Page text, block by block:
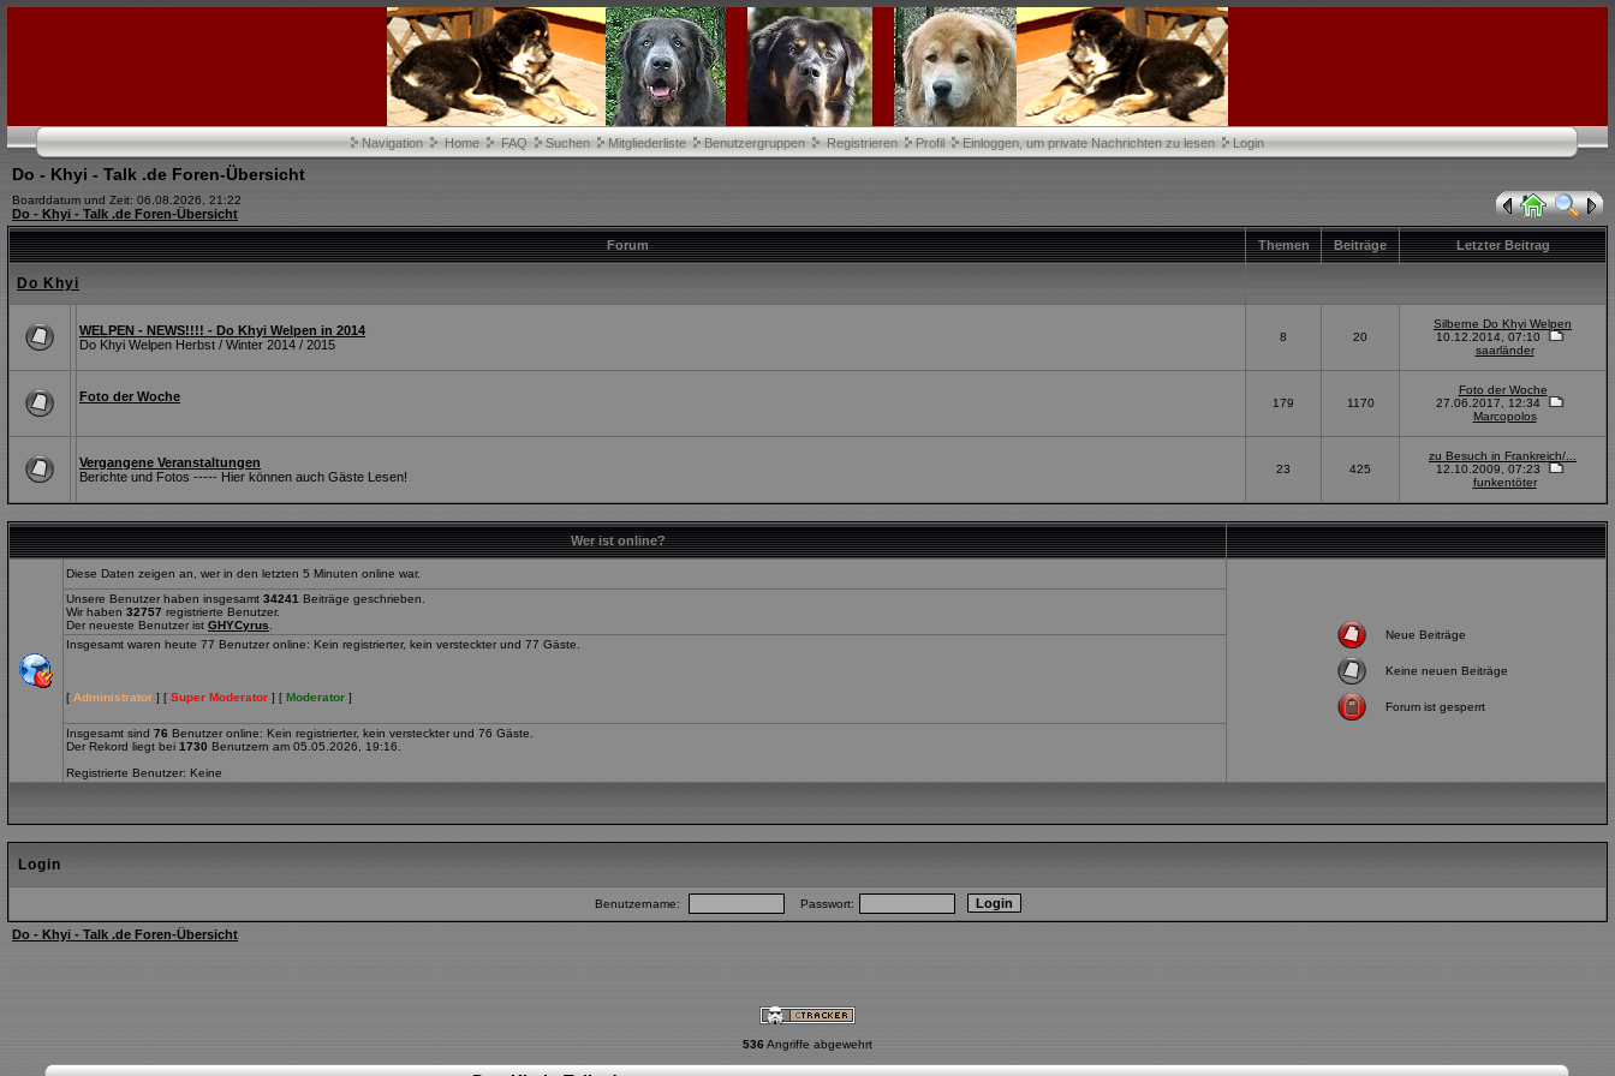
Navigation Home FAQ Suchen Mitgliederliste Benutzergruppen Registrieren Profil Einloggen, um private Nachrichten zu lesen Login
Do - Khyi - Talk .de Foren-Übersicht
Boarddatum und Zeit: 06.08.2026, 21:22
Do - Khyi - Talk .de Foren-Übersicht
Forum Themen Beiträge Letzter Beitrag
Do Khyi
WELPEN - NEWS!!!! - Do Khyi Welpen in 2014
Do Khyi Welpen Herbst / Winter 2014 / 2015
8 20
Silberne Do Khyi Welpen
10.12.2014, 07:10
saarländer
Foto der Woche 179 1170
Foto der Woche
27.06.2017, 12:34
Marcopolos
Vergangene Veranstaltungen
Berichte und Fotos ----- Hier können auch Gäste Lesen!
23 425
zu Besuch in Frankreich/...
12.10.2009, 07:23
funkentöter
Wer ist online?
Diese Daten zeigen an, wer in den letzten 5 Minuten online war.
Neue Beiträge
Keine neuen Beiträge
Forum ist gesperrt
Unsere Benutzer haben insgesamt 34241 Beiträge geschrieben.
Wir haben 32757 registrierte Benutzer.
Der neueste Benutzer ist GHYCyrus
Insgesamt waren heute 77 Benutzer online: Kein registrierter, kein versteckter und 77 Gäste.
[ Administrator ] [ Super Moderator ] [ Moderator ]
Insgesamt sind 76 Benutzer online: Kein registrierter, kein versteckter und 76 Gäste.
Der Rekord liegt bei 1730 Benutzern am 05.05.2026, 19:16.
Registrierte Benutzer: Keine
Login
Benutzername: Passwort:
Do - Khyi - Talk .de Foren-Übersicht
536Angriffe abgewehrt